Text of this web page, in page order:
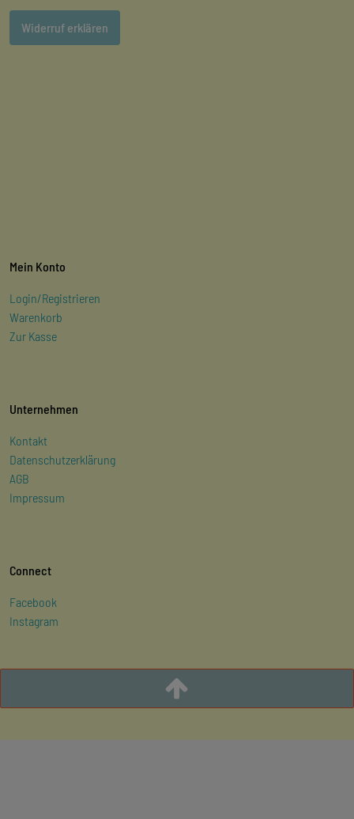
Widerruf erklären
Mein Konto
Login/Registrieren
Warenkorb
Zur Kasse
Unternehmen
Kontakt
Datenschutzerklärung
AGB
Impressum
Connect
Facebook
Instagram